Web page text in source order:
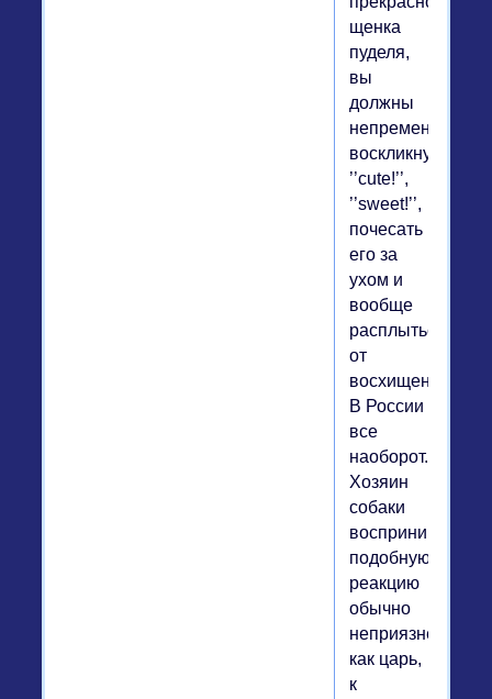
щенка
пуделя,
вы
должны
непременно
воскликнуть
’’cute!’’,
’’sweet!’’,
почесать
его за
ухом и
вообще
расплыться
от
восхищения.
В России
все
наоборот.
Хозяин
собаки
воспринимает
подобную
реакцию
обычно
неприязненно,
как царь,
к